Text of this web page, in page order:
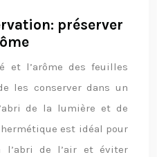
préserver
et l’arôme des feuilles
les conserver dans un
de la lumière et de
est idéal pour
de l’air et éviter